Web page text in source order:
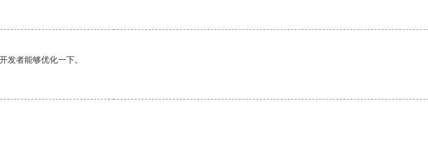
发者能够优化一下。